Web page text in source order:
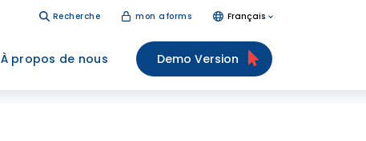
Recherche mon aforms Français
À propos de nous Demo Version